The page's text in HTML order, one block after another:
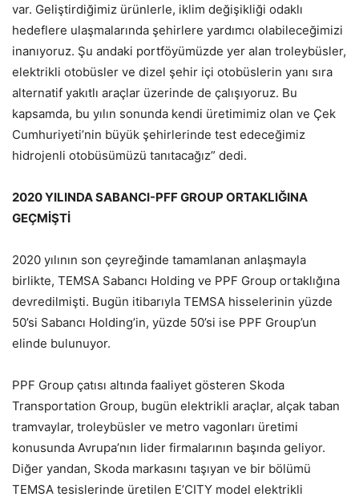
var. Geliştirdiğimiz ürünlerle, iklim değişikliği odaklı
hedeflere ulaşmalarında şehirlere yardımcı olabileceğimizi
inanıyoruz. Şu andaki portföyümüzde yer alan troleybüsler,
elektrikli otobüsler ve dizel şehir içi otobüslerin yanı sıra
alternatif yakıtlı araçlar üzerinde de çalışıyoruz. Bu
kapsamda, bu yılın sonunda kendi üretimimiz olan ve Çek
Cumhuriyeti’nin büyük şehirlerinde test edeceğimiz
hidrojenli otobüsümüzü tanıtacağız” dedi.
2020 YILINDA SABANCI-PFF GROUP ORTAKLIĞINA
GEÇMİŞTİ
2020 yılının son çeyreğinde tamamlanan anlaşmayla
birlikte, TEMSA Sabancı Holding ve PPF Group ortaklığına
devredilmişti. Bugün itibarıyla TEMSA hisselerinin yüzde
50’si Sabancı Holding’in, yüzde 50’si ise PPF Group’un
elinde bulunuyor.
PPF Group çatısı altında faaliyet gösteren Skoda
Transportation Group, bugün elektrikli araçlar, alçak taban
tramvaylar, troleybüsler ve metro vagonları üretimi
konusunda Avrupa’nın lider firmalarının başında geliyor.
Diğer yandan, Skoda markasını taşıyan ve bir bölümü
TEMSA tesislerinde üretilen E’CITY model elektrikli